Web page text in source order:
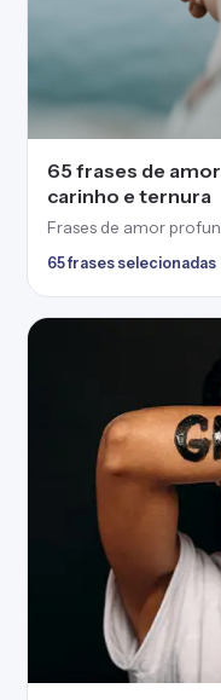
65 frases de
carinho e ternura
Frases de amor
65 frases selecionadas